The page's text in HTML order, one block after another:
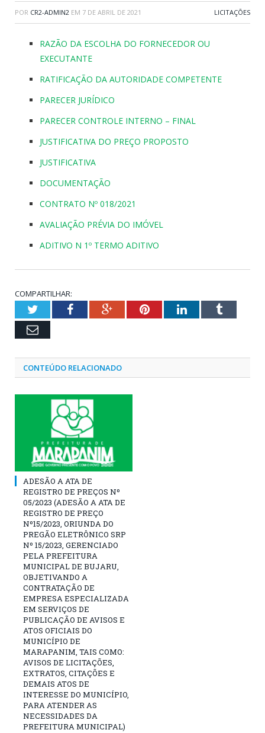
POR CR2-ADMIN2 EM 7 DE ABRIL DE 2021 LICITAÇÕES
RAZÃO DA ESCOLHA DO FORNECEDOR OU
EXECUTANTE
RATIFICAÇÃO DA AUTORIDADE COMPETENTE
PARECER JURÍDICO
PARECER CONTROLE INTERNO – FINAL
JUSTIFICATIVA DO PREÇO PROPOSTO
JUSTIFICATIVA
DOCUMENTAÇÃO
CONTRATO Nº 018/2021
AVALIAÇÃO PRÉVIA DO IMÓVEL
ADITIVO N 1º TERMO ADITIVO
COMPARTILHAR:
TwitterFacebookGoogle+PinterestLinkedInTumblr
Email
CONTEÚDO RELACIONADO
ADESÃO A ATA DE
REGISTRO DE PREÇOS Nº
05/2023 (ADESÃO A ATA DE
REGISTRO DE PREÇO
Nº15/2023, ORIUNDA DO
PREGÃO ELETRÔNICO SRP
Nº 15/2023, GERENCIADO
PELA PREFEITURA
MUNICIPAL DE BUJARU,
OBJETIVANDO A
CONTRATAÇÃO DE
EMPRESA ESPECIALIZADA
EM SERVIÇOS DE
PUBLICAÇÃO DE AVISOS E
ATOS OFICIAIS DO
MUNICÍPIO DE
MARAPANIM, TAIS COMO:
AVISOS DE LICITAÇÕES,
EXTRATOS, CITAÇÕES E
DEMAIS ATOS DE
INTERESSE DO MUNICÍPIO,
PARA ATENDER AS
NECESSIDADES DA
PREFEITURA MUNICIPAL)